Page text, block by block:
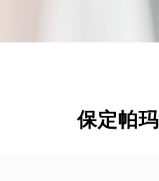
保定帕